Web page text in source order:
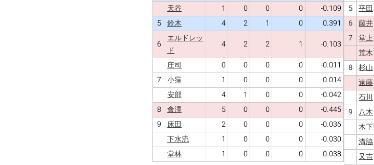
天谷 1 0 0 0
-0.109
5
鈴木 4 2 1 0
0.391
6
エルドレッ
ド
4 2 2 1 -0.103
庄司 0 0 0 0
-0.011
7
小窪 1 0 0 0 -0.014
安部 4 1 0 0
-0.042
8
會澤 5 0 0 0
-0.445
9
床田 2 0 0 0 -0.036
下水流 1 0 0 0 -0.030
堂林 1 0 0 0 -0.038
5
平田
6
藤井
7
堂上
荒木
8
杉山
遠藤
石川
9
八木
木
溝脇
又吉